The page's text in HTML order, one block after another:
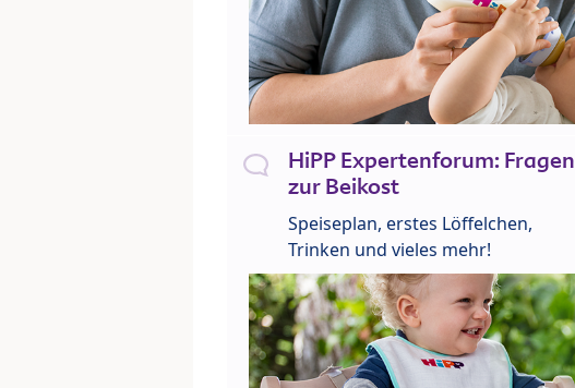
HiPP Expertenforum: Fragen
zur Beikost
Speiseplan, erstes Löffelchen,
Trinken und vieles mehr!